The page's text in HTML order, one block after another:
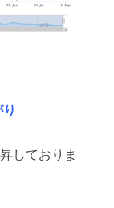
しておりま